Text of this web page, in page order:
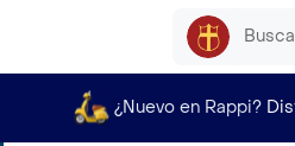
¿Nuevo en Rappi?